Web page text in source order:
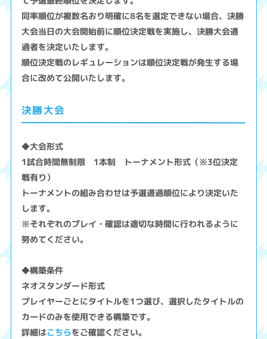
同率順位が複数名おり明確に8名を選定できない場合、決勝
大会当日の大会開始前に順位決定戦を実施し、決勝大会通
過者を決定いたします。
順位決定戦のレギュレーションは順位決定戦が発生する場
合に改めて公開いたします。
決勝大会
◆大会形式
1試合時間無制限 1本制 トーナメント形式（※3位決定
戦有り）
トーナメントの組み合わせは予選通過順位により決定いた
します。
※それぞれのプレイ・確認は適切な時間に行われるように
努めてください。
◆構築条件
ネオスタンダード形式
プレイヤーごとにタイトルを1つ選び、選択したタイトルの
カードのみを使用できる構築です。
詳細はこちらをご確認ください。